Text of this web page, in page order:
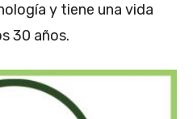
y tiene una vida
30 años.